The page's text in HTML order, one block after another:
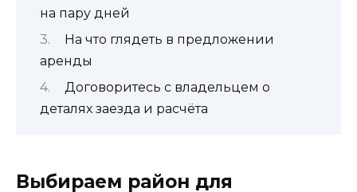
на пару дней
На что глядеть в предложении
аренды
Договоритесь с владельцем о
деталях заезда и расчёта
Выбираем район для